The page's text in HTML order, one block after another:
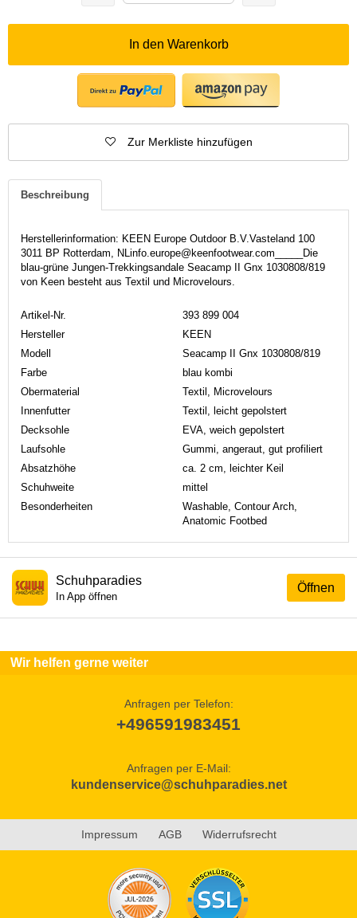
In den Warenkorb
Zur Merkliste hinzufügen
Beschreibung
Herstellerinformation: KEEN Europe Outdoor B.V.Vasteland 100
3011 BP Rotterdam, NLinfo.europe@keenfootwear.com_____Die
blau-grüne Jungen-Trekkingsandale Seacamp II Gnx 1030808/819
von Keen besteht aus Textil und Microvelours.
Artikel-Nr.
393 899 004
Hersteller
KEEN
Modell
Seacamp II Gnx 1030808/819
Farbe
blau kombi
Obermaterial
Textil, Microvelours
Innenfutter
Textil, leicht gepolstert
Decksohle
EVA, weich gepolstert
Laufsohle
Gummi, angeraut, gut profiliert
Absatzhöhe
ca. 2 cm, leichter Keil
Schuhweite
mittel
Besonderheiten
Washable, Contour Arch,
Anatomic Footbed
Öffnen
Schuhparadies
In App öffnen
Wir helfen gerne weiter
Anfragen per Telefon:
+496591983451
Anfragen per E-Mail:
kundenservice@schuhparadies.net
Impressum AGB Widerrufsrecht